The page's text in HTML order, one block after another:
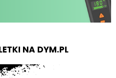
NA DYM.PL